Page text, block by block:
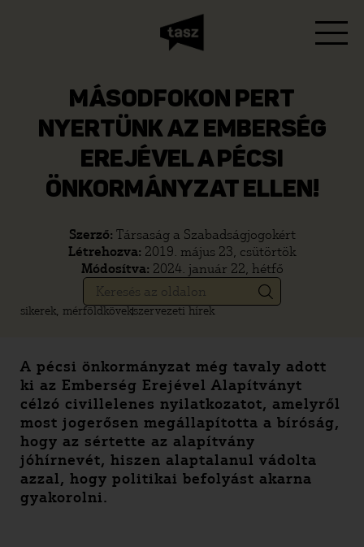
MÁSODFOKON PERT
NYERTÜNK AZ EMBERSÉG
EREJÉVEL A PÉCSI
ÖNKORMÁNYZAT ELLEN!
Szerző: Társaság a Szabadságjogokért
Létrehozva: 2019. május 23, csütörtök
Módosítva: 2024. január 22, hétfő
sikerek, mérföldkövekszervezeti hírek
A pécsi önkormányzat még tavaly adott
ki az Emberség Erejével Alapítványt
célzó civillelenes nyilatkozatot, amelyről
most jogerősen megállapította a bíróság,
hogy az sértette az alapítvány
jóhírnevét, hiszen alaptalanul vádolta
azzal, hogy politikai befolyást akarna
gyakorolni.